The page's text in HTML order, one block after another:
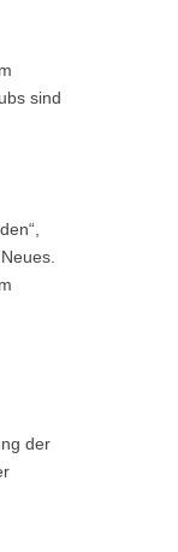
sind
der